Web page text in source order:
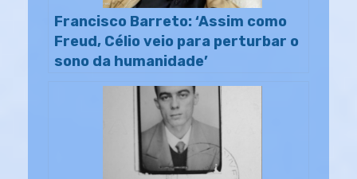
Francisco Barreto: ‘Assim como
Freud, Célio veio para perturbar o
sono da humanidade’